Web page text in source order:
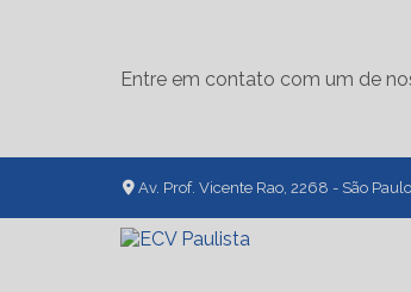
Entre em contato com um de
Av. Prof. Vicente Rao, 2268 - São